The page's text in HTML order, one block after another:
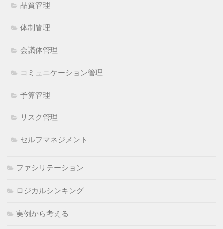
品質管理
体制管理
会議体管理
コミュニケーション管理
予算管理
リスク管理
セルフマネジメント
ファシリテーション
ロジカルシンキング
実例から考える